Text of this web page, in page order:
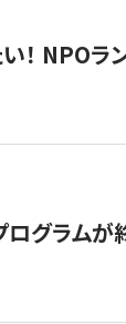
！ NPO
グラムが